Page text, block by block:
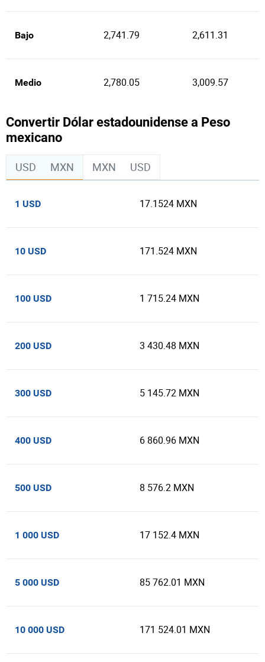
Bajo 2,741.79 2,611.31
Medio 2,780.05 3,009.57
Convertir Dólar estadounidense a Peso
mexicano
USD MXN MXN USD
1 USD 17.1524 MXN
10 USD 171.524 MXN
100 USD 1 715.24 MXN
200 USD 3 430.48 MXN
300 USD 5 145.72 MXN
400 USD 6 860.96 MXN
500 USD 8 576.2 MXN
1 000 USD 17 152.4 MXN
5 000 USD 85 762.01 MXN
10 000 USD 171 524.01 MXN